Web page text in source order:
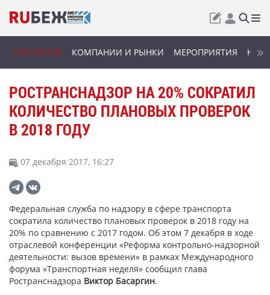
ГОССЕКТОР КОМПАНИИ И РЫНКИ МЕРОПРИЯТИЯ
РОСТРАНСНАДЗОР НА 20% СОКРАТИЛ
КОЛИЧЕСТВО ПЛАНОВЫХ ПРОВЕРОК
В 2018 ГОДУ
07 декабря 2017, 16:27
Федеральная служба по надзору в сфере транспорта
сократила количество плановых проверок в 2018 году на
20% по сравнению с 2017 годом. Об этом 7 декабря в ходе
отраслевой конференции «Реформа контрольно-надзорной
деятельности: вызов времени» в рамках Международного
форума «Транспортная неделя» сообщил глава
Ространснадзора Виктор Басаргин.